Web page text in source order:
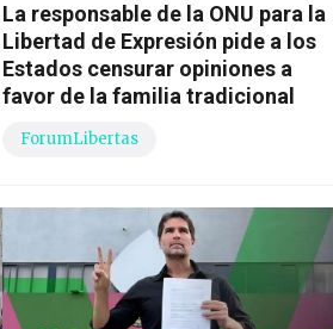
La responsable de la ONU para la
Libertad de Expresión pide a los
Estados censurar opiniones a
favor de la familia tradicional
ForumLibertas